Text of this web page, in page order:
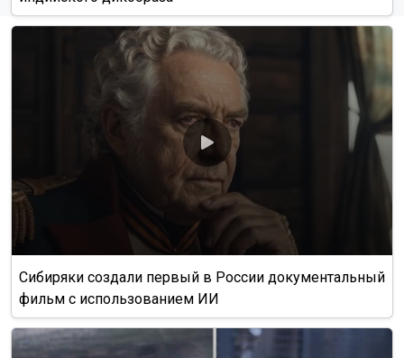
Сибиряки создали первый в России документальный
фильм с использованием ИИ